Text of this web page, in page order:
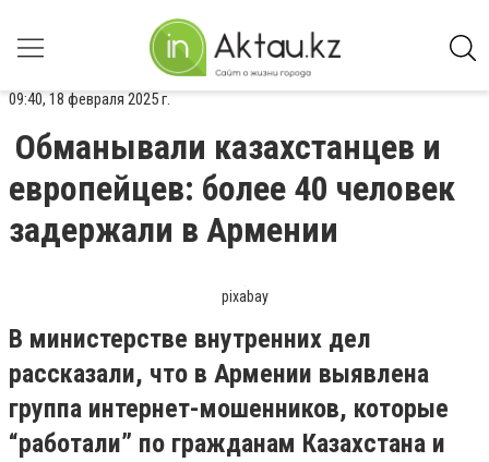
09:40, 18 февраля 2025 г.
Обманывали казахстанцев и
европейцев: более 40 человек
задержали в Армении
pixabay
В министерстве внутренних дел
рассказали, что в Армении выявлена
группа интернет-мошенников, которые
“работали” по гражданам Казахстана и